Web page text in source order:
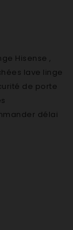
Hisense ,
lave linge
de porte
délai